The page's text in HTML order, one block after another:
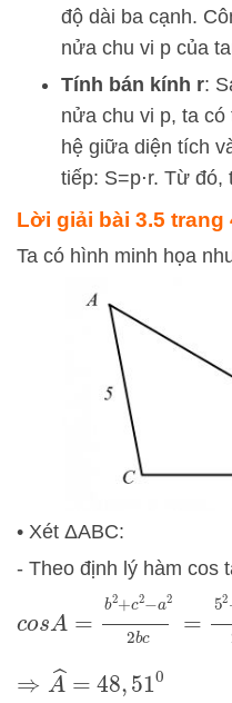
độ dài ba cạnh.
nửa chu vi p của
Tính bán kính r:
nửa chu vi p, ta có
hệ giữa diện tích
tiếp: S=p⋅r. Từ đó,
Lời giải bài 3.5 trang
Ta có hình minh họa
• Xét ΔABC:
- Theo định lý hàm cos
A 2+c2−a bc
2
⇒A ^=48,510